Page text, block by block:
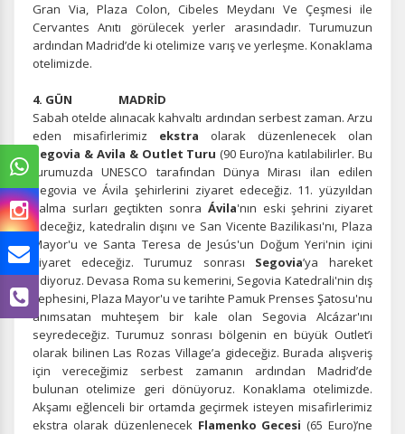
Gran Via, Plaza Colon, Cibeles Meydanı Ve Çeşmesi ile
Cervantes Anıtı görülecek yerler arasındadır. Turumuzun
ardından Madrid’de ki otelimize varış ve yerleşme. Konaklama
otelimizde.
4. GÜN MADRİD
Sabah otelde alınacak kahvaltı ardından serbest zaman. Arzu
eden misafirlerimiz ekstra olarak düzenlenecek olan
Segovia & Avila & Outlet Turu (90 Euro)’na katılabilirler. Bu
turumuzda UNESCO tarafından Dünya Mirası ilan edilen
Segovia ve Ávila şehirlerini ziyaret edeceğiz. 11. yüzyıldan
kalma surları geçtikten sonra Ávila'nın eski şehrini ziyaret
edeceğiz, katedralin dışını ve San Vicente Bazilikası'nı, Plaza
Mayor'u ve Santa Teresa de Jesús'un Doğum Yeri'nin içini
ziyaret edeceğiz. Turumuz sonrası Segovia’ya hareket
ediyoruz. Devasa Roma su kemerini, Segovia Katedrali'nin dış
cephesini, Plaza Mayor'u ve tarihte Pamuk Prenses Şatosu'nu
anımsatan muhteşem bir kale olan Segovia Alcázar'ını
seyredeceğiz. Turumuz sonrası bölgenin en büyük Outlet’i
olarak bilinen Las Rozas Village’a gideceğiz. Burada alışveriş
için vereceğimiz serbest zamanın ardından Madrid’de
bulunan otelimize geri dönüyoruz. Konaklama otelimizde.
Akşamı eğlenceli bir ortamda geçirmek isteyen misafirlerimiz
ekstra olarak düzenlenecek Flamenko Gecesi (65 Euro)’ne